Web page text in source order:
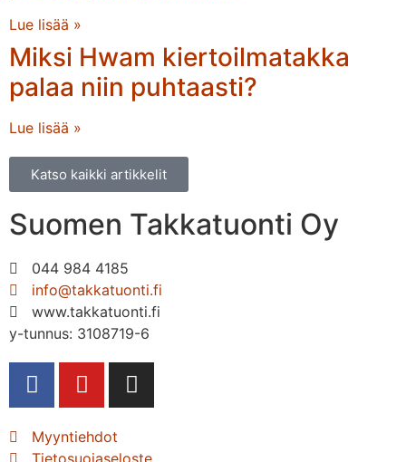
Lue lisää »
Miksi Hwam kiertoilmatakka
palaa niin puhtaasti?
Lue lisää »
Katso kaikki artikkelit
Suomen Takkatuonti Oy
044 984 4185
info@takkatuonti.fi
www.takkatuonti.fi
y-tunnus: 3108719-6
Myyntiehdot
Tietosuojaseloste